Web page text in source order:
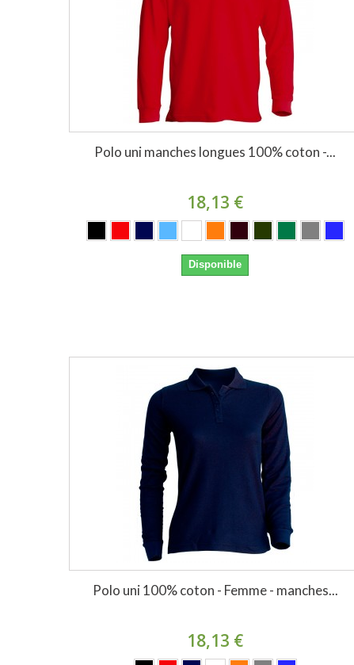
Polo uni manches longues 100% coton -...
18,13 €
Disponible
Polo uni 100% coton - Femme - manches...
18,13 €